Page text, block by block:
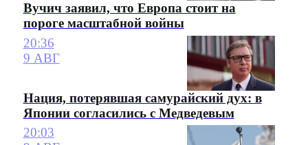
Вучич заявил, что Европа стоит на
пороге масштабной войны
20:36
9 АВГ
Нация, потерявшая самурайский дух: в
Японии согласились с Медведевым
20:03